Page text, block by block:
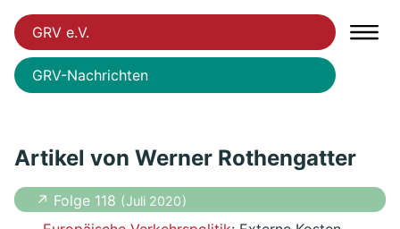
GRV e.V.
GRV-Nachrichten
Artikel von Werner Rothengatter
↗ Folge 118 ( Juli 2020 )